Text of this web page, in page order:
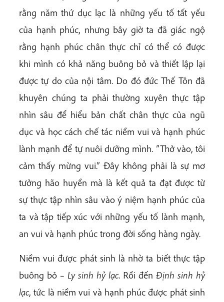
rằng năm thứ dục lạc là những yếu tố tất yếu
của hạnh phúc, nhưng bây giờ ta đã giác ngộ
rằng hạnh phúc chân thực chỉ có thể có được
khi mình có khả năng buông bỏ và thiết lập lại
được tự do của nội tâm. Do đó đức Thế Tôn đã
khuyên chúng ta phải thường xuyên thực tập
nhìn sâu để hiểu bản chất chân thực của ngũ
dục và học cách chế tác niềm vui và hạnh phúc
lành mạnh để tự nuôi dưỡng mình. ”Thở vào, tôi
cảm thấy mừng vui.” Đây không phải là sự mơ
tưởng hão huyền mà là kết quả ta đạt được từ
sự thực tập nhìn sâu vào ý niệm hạnh phúc của
ta và tập tiếp xúc với những yếu tố lành mạnh,
an vui và hạnh phúc trong đời sống hàng ngày.
Niềm vui được phát sinh là nhờ ta biết thực tập
buông bỏ – Ly sinh hỷ lạc. Rồi đến Định sinh hỷ
lạc, tức là niềm vui và hạnh phúc được phát sinh